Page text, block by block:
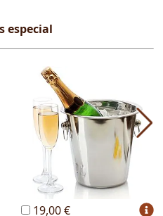
especial
19,00 €